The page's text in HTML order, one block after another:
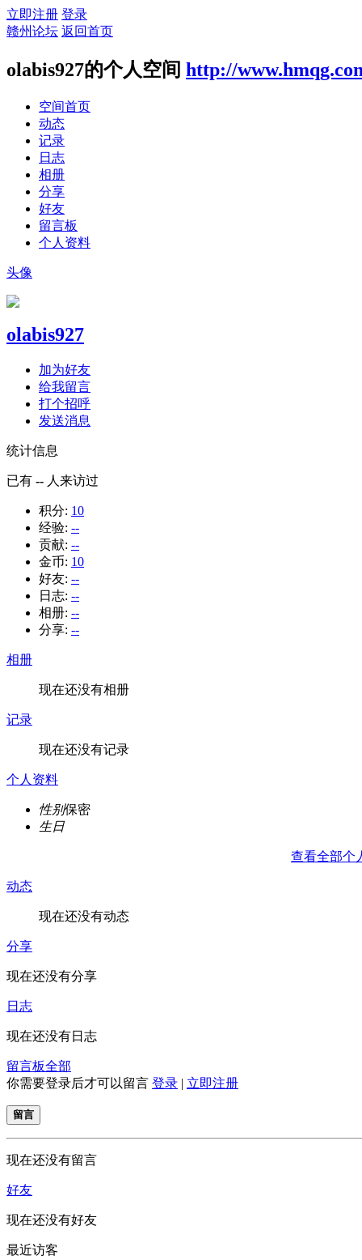
立即注册 登录
赣州论坛 返回首页
olabis927的个人空间 http://
空间首页
动态
记录
日志
相册
分享
好友
留言板
个人资料
头像
olabis927
加为好友
给我留言
打个招呼
发送消息
统计信息
已有 -- 人来访过
积分: 10
经验: --
贡献: --
金币: 10
好友: --
日志: --
相册: --
分享: --
相册
现在还没有相册
记录
现在还没有记录
个人资料
性别保密
生日
查看全部个
动态
现在还没有动态
分享
现在还没有分享
日志
现在还没有日志
留言板全部
你需要登录后才可以留言 登录 | 立即注册
留言
现在还没有留言
好友
现在还没有好友
最近访客